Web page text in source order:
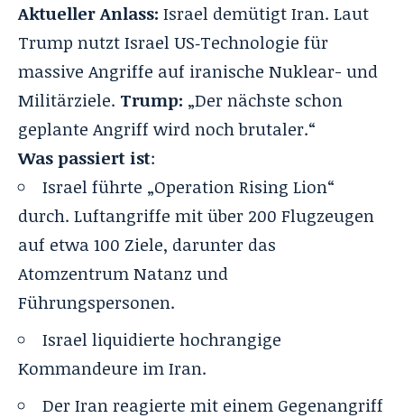
Aktueller Anlass: Israel demütigt Iran. Laut
Trump nutzt Israel US‑Technologie für
massive Angriffe auf iranische Nuklear- und
Militärziele. Trump: „Der nächste schon
geplante Angriffwird noch brutaler.“
Was passiert ist:
Israel führte „Operation Rising Lion“
durch. Luftangriffe mit über 200 Flugzeugen
auf etwa 100 Ziele, darunter das
Atomzentrum Natanz und
Führungspersonen.
Israel liquidierte hochrangige
Kommandeure im Iran.
Der Iran reagierte mit einem Gegenangriff